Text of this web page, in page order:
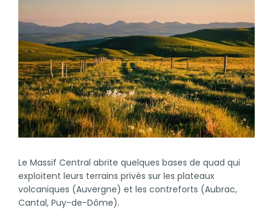
Le Massif Central abrite quelques bases de quad qui
exploitent leurs terrains privés sur les plateaux
volcaniques (Auvergne) et les contreforts (Aubrac,
Cantal, Puy-de-Dôme).